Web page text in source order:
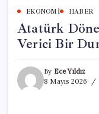
EKONOMI HABER
Atatürk
Verici Bir
By Ece Yıldız
8 Mayıs 2026